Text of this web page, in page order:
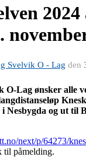
2024
Svelvik O - Lag den
O-Lag ønsker alle
Nesbygda og ut til
next/p/64273/
til påmelding.